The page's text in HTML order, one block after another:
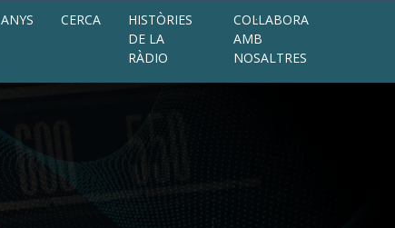
ANYS CERCA
HISTÒRIES
DE LA
RÀDIO
COL·LABORA
AMB
NOSALTRES